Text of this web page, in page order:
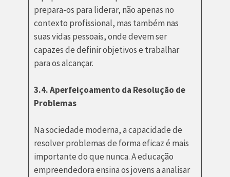
prepara-os para liderar, não apenas no
contexto profissional, mas também nas
suas vidas pessoais, onde devem ser
capazes de definir objetivos e trabalhar
para os alcançar.
3.4. Aperfeiçoamento da Resolução de
Problemas
Na sociedade moderna, a capacidade de
resolver problemas de forma eficaz é mais
importante do que nunca. A educação
empreendedora ensina os jovens a analisar